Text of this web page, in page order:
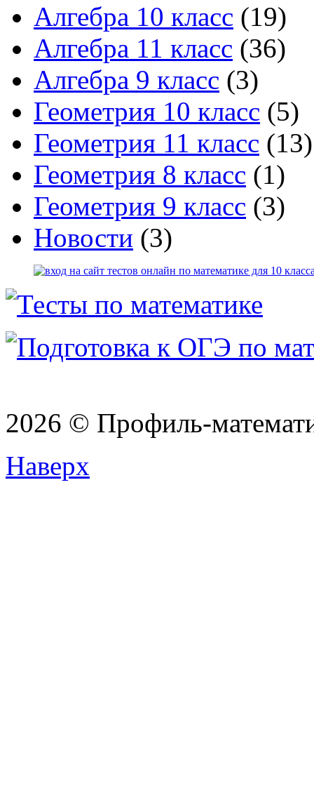
Алгебра 10 класс (19)
Алгебра 11 класс (36)
Алгебра 9 класс (3)
Геометрия 10 класс (5)
Геометрия 11 класс (13)
Геометрия 8 класс (1)
Геометрия 9 класс (3)
Новости (3)
2026 © Профиль-
Наверх